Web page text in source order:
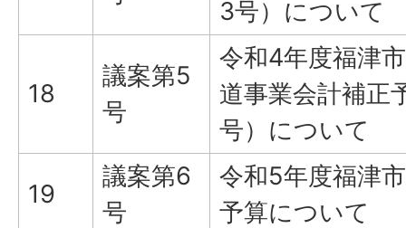
3号）について
18
議案第5
号
令和4年度福津
道事業会計補正
号）について
19
議案第6
号
令和5年度福津
予算について